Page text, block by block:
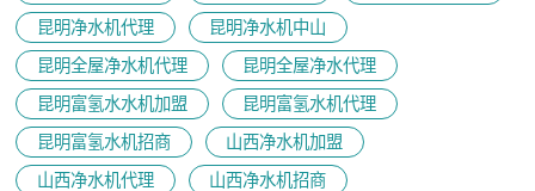
昆明净水机代理
昆明净水机中山
昆明全屋净水机代理
昆明全屋净水代理
昆明富氢水水机加盟
昆明富氢水机代理
昆明富氢水机招商
山西净水机加盟
山西净水机代理
山西净水机招商